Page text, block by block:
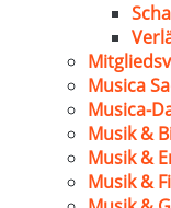
Musica
Musica-
Musik &
Musik &
Musik &